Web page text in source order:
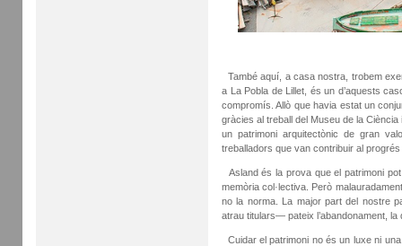
També aquí, a casa nostra, trobem
a La Pobla de Lillet, és un d’aquests
compromís. Allò que havia estat un
gràcies al treball del Museu de la
un patrimoni arquitectònic de gran
treballadors que van contribuir al
Asland és la prova que el patrimoni
memòria col·lectiva. Però
no la norma. La major part del nostre
atrau titulars— pateix l’abandonament,
Cuidar el patrimoni no és un luxe ni